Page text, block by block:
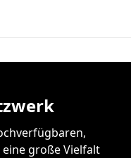
große Vielfalt